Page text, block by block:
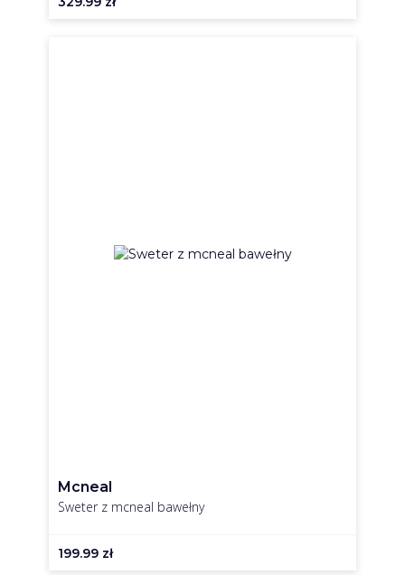
Mcneal
Sweter z mcneal bawełny
199.99 zł